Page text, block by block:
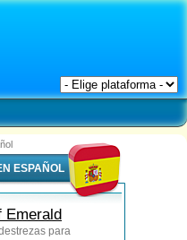
ESPAÑOL
Emerald
para